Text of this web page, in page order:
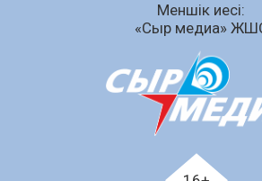
Аумақтан тыс соттылық – сот
ашықтығы мен қолжетімділігін
Меншік иесі:
«Сыр медиа»